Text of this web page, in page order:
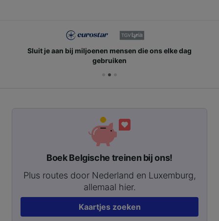
Sluit je aan bij miljoenen mensen die ons elke dag
gebruiken
Boek Belgische treinen bij ons!
Plus routes door Nederland en Luxemburg,
allemaal hier.
Kaartjes zoeken